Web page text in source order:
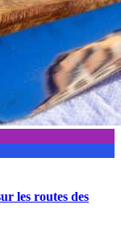
les routes des